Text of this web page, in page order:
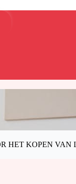
HET KOPEN VAN